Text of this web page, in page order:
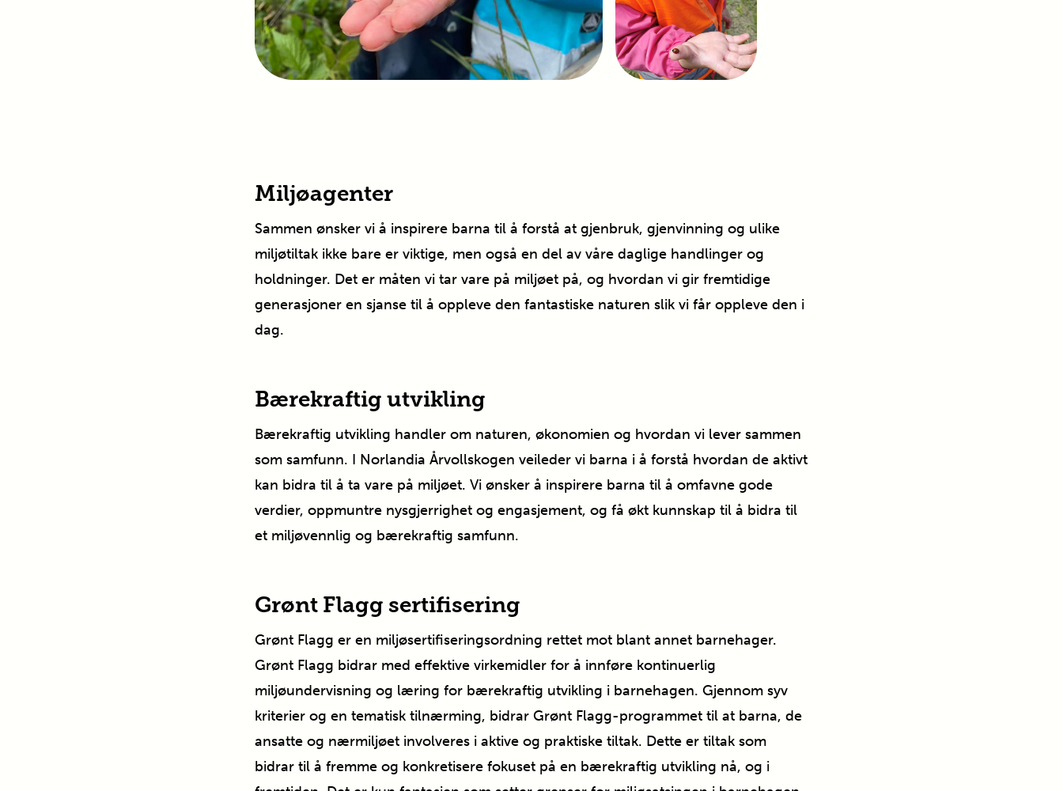
Miljøagenter
Sammen ønsker vi å inspirere barna til å forstå at gjenbruk, gjenvinning og ulike
miljøtiltak ikke bare er viktige, men også en del av våre daglige handlinger og
holdninger. Det er måten vi tar vare på miljøet på, og hvordan vi gir fremtidige
generasjoner en sjanse til å oppleve den fantastiske naturen slik vi får oppleve den i
dag.
Bærekraftig utvikling
Bærekraftig utvikling handler om naturen, økonomien og hvordan vi lever sammen
som samfunn. I Norlandia Årvollskogen veileder vi barna i å forstå hvordan de aktivt
kan bidra til å ta vare på miljøet. Vi ønsker å inspirere barna til å omfavne gode
verdier, oppmuntre nysgjerrighet og engasjement, og få økt kunnskap til å bidra til
et miljøvennlig og bærekraftig samfunn.
Grønt Flagg sertifisering
Grønt Flagg er en miljøsertifiseringsordning rettet mot blant annet barnehager.
Grønt Flagg bidrar med effektive virkemidler for å innføre kontinuerlig
miljøundervisning og læring for bærekraftig utvikling i barnehagen. Gjennom syv
kriterier og en tematisk tilnærming, bidrar Grønt Flagg-programmet til at barna, de
ansatte og nærmiljøet involveres i aktive og praktiske tiltak. Dette er tiltak som
bidrar til å fremme og konkretisere fokuset på en bærekraftig utvikling nå, og i